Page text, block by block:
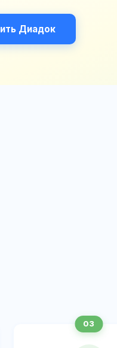
Диадок